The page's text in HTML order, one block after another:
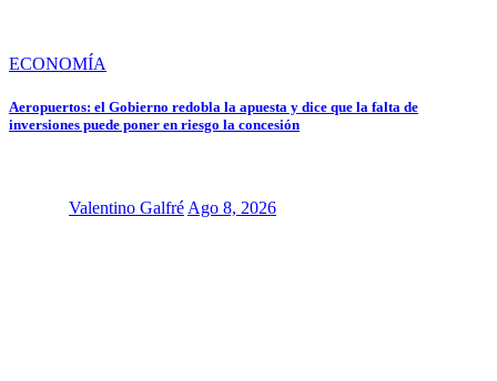
ECONOMÍA
Aeropuertos: el Gobierno redobla la apuesta y dice que la falta de
inversiones puede poner en riesgo la concesión
Valentino Galfré Ago 8, 2026